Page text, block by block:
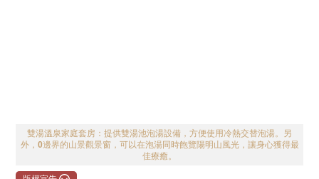
雙湯溫泉家庭套房：提供雙湯池泡湯設備，方便使用冷熱交替泡湯。另
外，0邊界的山景觀景窗，可以在泡湯同時飽覽陽明山風光，讓身心獲得最
佳療癒。